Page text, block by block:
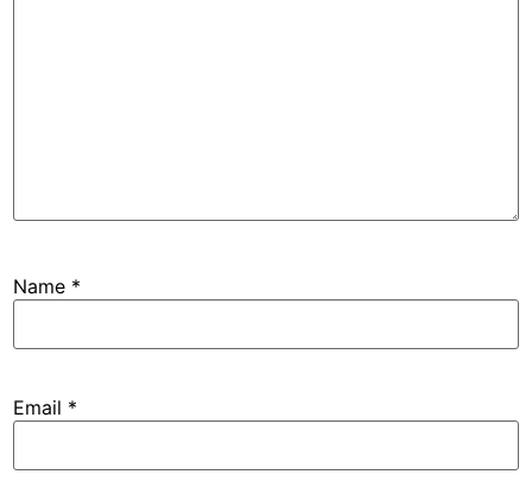
Name *
Email *